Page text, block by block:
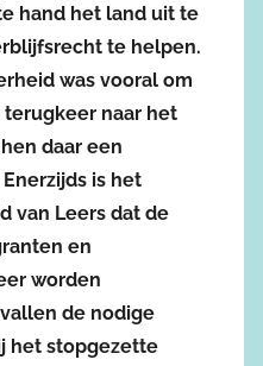
hand het land uit te
te helpen.
was vooral om
naar het
daar een
is het
van Leers dat de
en
worden
de nodige
het stopgezette